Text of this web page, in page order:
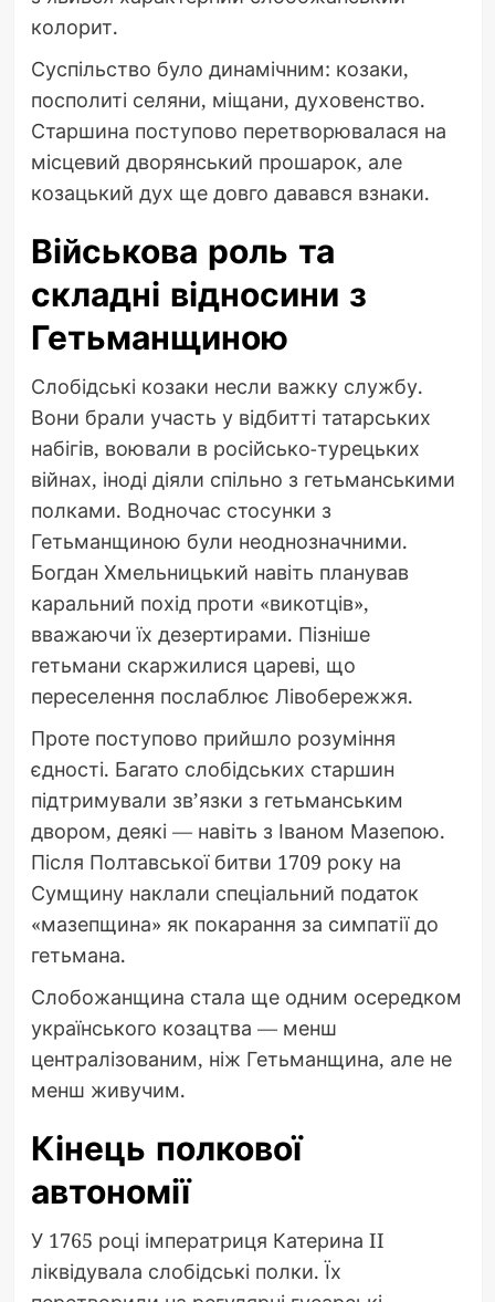
колорит.
Суспільство було динамічним: козаки,
посполиті селяни, міщани, духовенство.
Старшина поступово перетворювалася на
місцевий дворянський прошарок, але
козацький дух ще довго давався взнаки.
Військова роль та
складні відносини з
Гетьманщиною
Слобідські козаки несли важку службу.
Вони брали участь у відбитті татарських
набігів, воювали в російсько-турецьких
війнах, іноді діяли спільно з гетьманськими
полками. Водночас стосунки з
Гетьманщиною були неоднозначними.
Богдан Хмельницький навіть планував
каральний похід проти «викотців»,
вважаючи їх дезертирами. Пізніше
гетьмани скаржилися цареві, що
переселення послаблює Лівобережжя.
Проте поступово прийшло розуміння
єдності. Багато слобідських старшин
підтримували зв’язки з гетьманським
двором, деякі — навіть з Іваном Мазепою.
Після Полтавської битви 1709 року на
Сумщину наклали спеціальний податок
«мазепщина» як покарання за симпатії до
гетьмана.
Слобожанщина стала ще одним осередком
українського козацтва — менш
централізованим, ніж Гетьманщина, але не
менш живучим.
Кінець полкової
автономії
У 1765 році імператриця Катерина II
ліквідувала слобідські полки. Їх